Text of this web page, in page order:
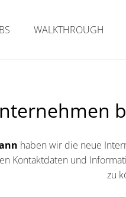
WALKTHROUGH
haben wir die neue
Kontaktdaten und
zu